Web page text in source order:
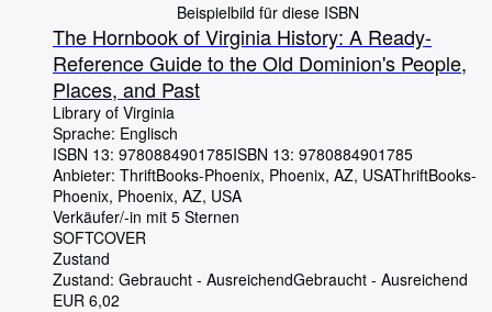
Beispielbild für diese ISBN
The Hornbook of Virginia History: A Ready-
Reference Guide to the Old Dominion's People,
Places, and Past
Library of Virginia
Sprache: Englisch
ISBN 13: 9780884901785ISBN 13: 9780884901785
Anbieter: ThriftBooks-Phoenix, Phoenix, AZ, USAThriftBooks-
Phoenix, Phoenix, AZ, USA
Verkäufer/-in mit 5 Sternen
SOFTCOVER
Zustand
Zustand: Gebraucht - AusreichendGebraucht - Ausreichend
EUR 6,02